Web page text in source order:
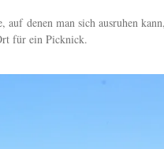
denen man sich ausruhen
für ein Picknick.